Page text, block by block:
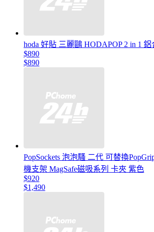
hoda 好貼 三麗鷗 HODAPOP 2 in 1
$890
$890
PopSockets 泡泡騷 二代 可替換
機支架 MagSafe磁吸系列 卡夾 紫色
$920
$1,490